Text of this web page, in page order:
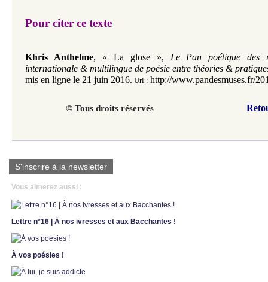
Pour citer ce texte
Khris Anthelme, « La glose », Le Pan poétique des
internationale & multilingue de poésie entre théories &
mis en ligne le 21 juin 2016. Url : http://www.pandesmuses.fr/
© Tous droits réservés
S'inscrire à la newsletter
Vous aimerez aussi :
Lettre n°16 | À nos ivresses et aux Bacchantes !
À vos poésies !